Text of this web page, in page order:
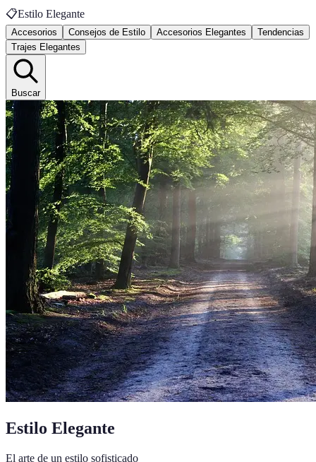
📋Estilo Elegante
Accesorios Consejos de Estilo Accesorios Elegantes
Tendencias
Trajes Elegantes
Buscar
Estilo Elegante
El arte de un estilo sofisticado